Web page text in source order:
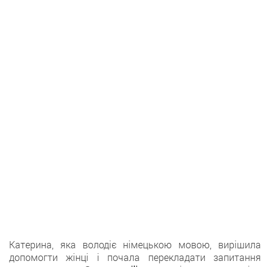
Катерина, якa володіє німецькою мовою, вирішила
допомогти жінці i почала перекладати запитання